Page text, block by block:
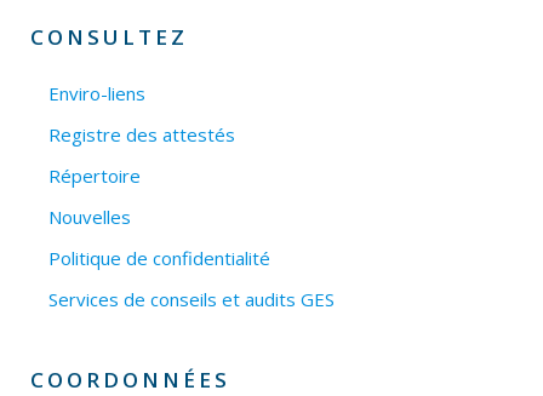
CONSULTEZ
Enviro-liens
Registre des attestés
Répertoire
Nouvelles
Politique de confidentialité
Services de conseils et audits GES
COORDONNÉES